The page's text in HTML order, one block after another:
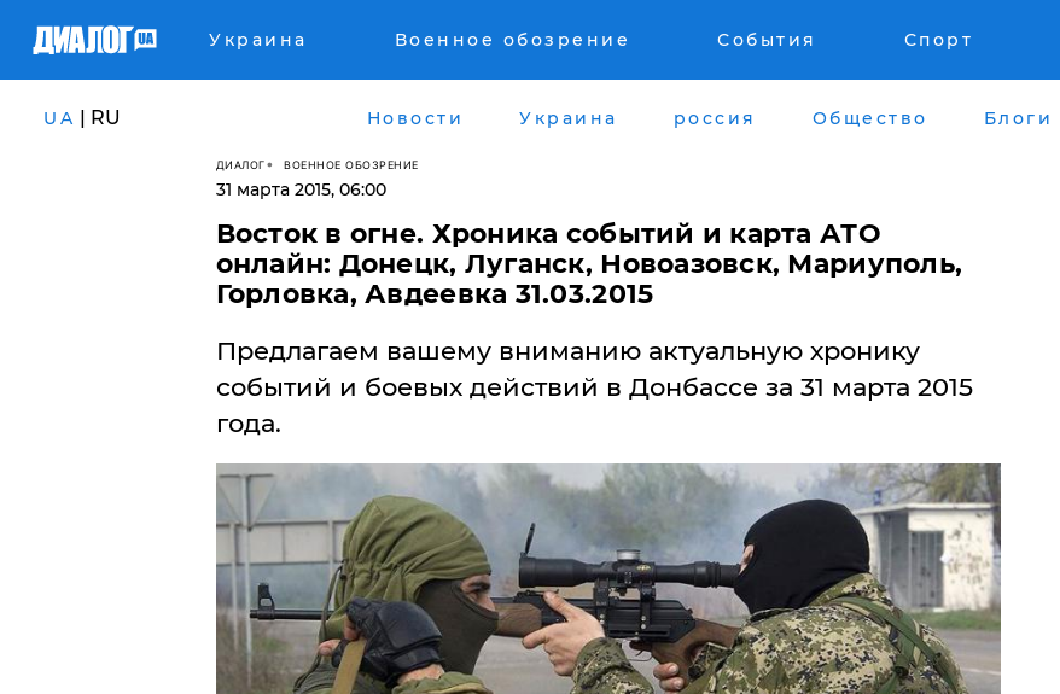
Украина Военное обозрение События Спорт
UA | RU Новости Украина россия Общество Блоги
ДИАЛОГ ВОЕННОЕ ОБОЗРЕНИЕ
31 марта 2015, 06:00
Восток в огне. Хроника событий и карта АТО
онлайн: Донецк, Луганск, Новоазовск, Мариуполь,
Горловка, Авдеевка 31.03.2015
Предлагаем вашему вниманию актуальную хронику
событий и боевых действий в Донбассе за 31 марта 2015
года.